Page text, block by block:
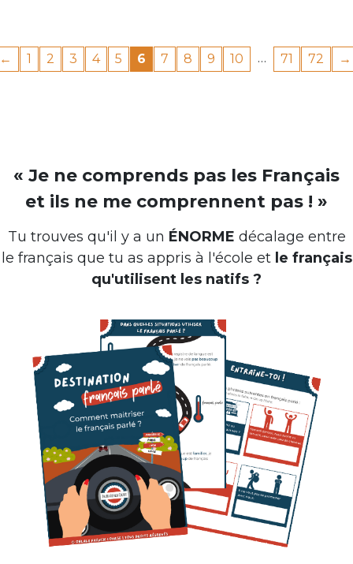
1 2 3 4 5 6 7 8 9 10 71 72 →
« Je ne comprends pas les Français
et ils ne me comprennent pas ! »
Tu trouves qu'il y a un ÉNORME décalage entre
le français que tu as appris à l'école et le français
qu'utilisent les natifs ?